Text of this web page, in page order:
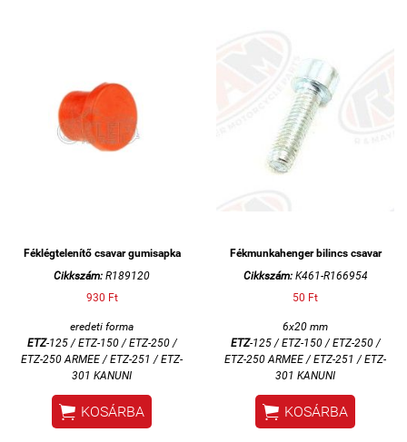
Féklégtelenítő csavar gumisapka
Cikkszám: R189120
930 Ft
eredeti forma
ETZ-125 / ETZ-150 / ETZ-250 /
ETZ-250 ARMEE / ETZ-251 / ETZ-
301 KANUNI
 KOSÁRBA
Fékmunkahenger bilincs csavar
Cikkszám:K461-R166954
50 Ft
6x20 mm
ETZ-125 / ETZ-150 / ETZ-250 /
ETZ-250 ARMEE / ETZ-251 / ETZ-
301 KANUNI
 KOSÁRBA